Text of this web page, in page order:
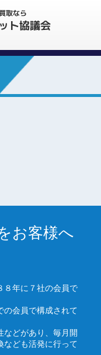
お客様へ
８年に７社の会員で
の会員で構成されて
などがあり、毎月開
なども活発に行って